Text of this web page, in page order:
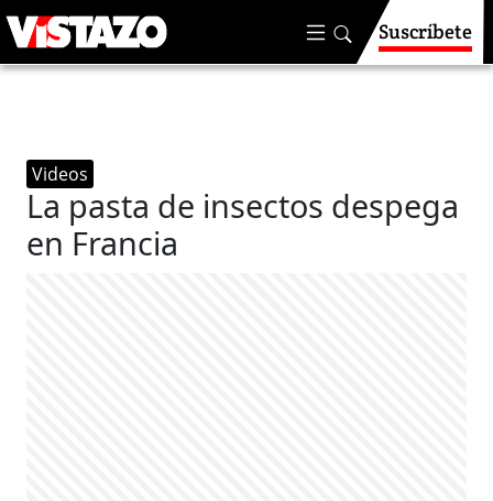
Suscríbete
Videos
La pasta de insectos despega
en Francia